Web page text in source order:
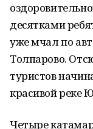
десятками
уже мчал по
Толпарово.
туристов
красивой реке
Четыре